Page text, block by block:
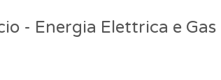
- Energia Elettrica e Gas